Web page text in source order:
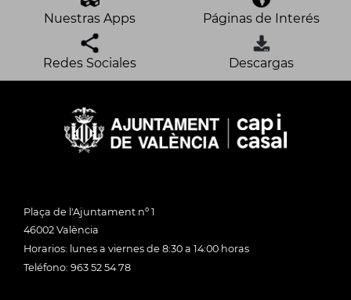
Nuestras Apps Páginas de Interés
Redes Sociales Descargas
Plaça de l'Ajuntament nº 1
46002 València
Horarios: lunes a viernes de 8:30 a 14:00 horas
Teléfono: 963 52 54 78